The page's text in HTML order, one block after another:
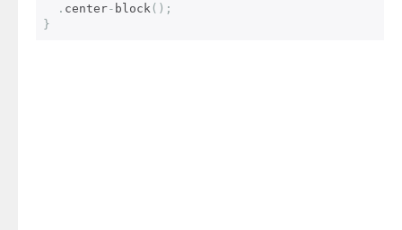
. center- block();
}